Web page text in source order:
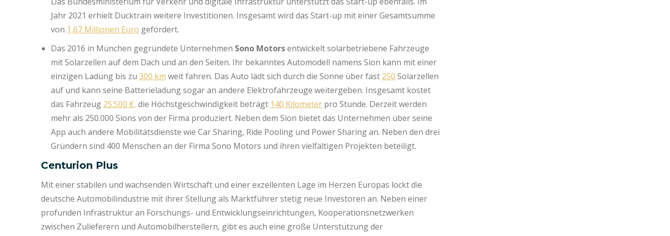
Jahr 2021 erhielt Ducktrain weitere Investitionen. Insgesamt wird das Start-up mit einer Gesamtsumme
von 1,67 Millionen Euro gefördert.
Das 2016 in München gegründete Unternehmen Sono Motorsentwickelt solarbetriebene Fahrzeuge
mit Solarzellen auf dem Dach und an den Seiten. Ihr bekanntes Automodell namens Sion kann mit einer
einzigen Ladung bis zu 300 km weit fahren. Das Auto lädt sich durch die Sonne über fast 250 Solarzellen
auf und kann seine Batterieladung sogar an andere Elektrofahrzeuge weitergeben. Insgesamt kostet
das Fahrzeug 25.500 €, die Höchstgeschwindigkeit beträgt 140 Kilometer pro Stunde. Derzeit werden
mehr als 250.000 Sions von der Firma produziert. Neben dem Sion bietet das Unternehmen über seine
App auch andere Mobilitätsdienste wie Car Sharing, Ride Pooling und Power Sharing an. Neben den drei
Gründern sind 400 Menschen an der Firma Sono Motors und ihren vielfältigen Projekten beteiligt.
Centurion Plus
Mit einer stabilen und wachsenden Wirtschaft und einer exzellenten Lage im Herzen Europas lockt die
deutsche Automobilindustrie mit ihrer Stellung als Marktführer stetig neue Investoren an. Neben einer
profunden Infrastruktur an Forschungs- und Entwicklungseinrichtungen, Kooperationsnetzwerken
zwischen Zulieferern und Automobilherstellern, gibt es auch eine große Unterstützung der